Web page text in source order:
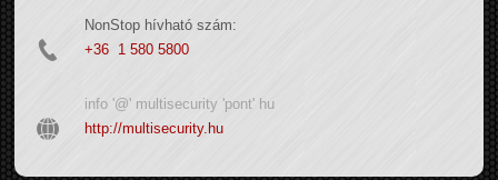
NonStop hívható szám:
+36 1 580 5800
info '@' multisecurity 'pont' hu
http://multisecurity.hu